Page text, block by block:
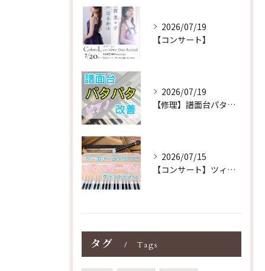
2026/07/19
【コンサート】
2026/07/19
【修理】譜面台パタパタを改善！ストレス解消！
2026/07/15
【コンサート】ツィンマーマンのグランドピアノ♪木目猫足グラン...
タグ Tags